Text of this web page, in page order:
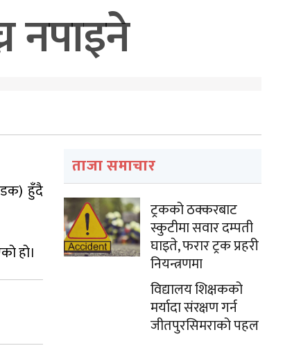
नपाइने
हुँदै
हो।
ताजा समाचार
ट्रकको ठक्करबाट
स्कुटीमा सवार दम्पती
घाइते, फरार ट्रक प्रहरी
नियन्त्रणमा
विद्यालय शिक्षकको
मर्यादा संरक्षण गर्न
जीतपुरसिमराको पहल